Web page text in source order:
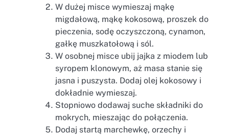
W dużej misce wymieszaj mąkę
migdałową, mąkę kokosową, proszek do
pieczenia, sodę oczyszczoną, cynamon,
gałkę muszkatołową i sól.
W osobnej misce ubij jajka z miodem lub
syropem klonowym, aż masa stanie się
jasna i puszysta. Dodaj olej kokosowy i
dokładnie wymieszaj.
Stopniowo dodawaj suche składniki do
mokrych, mieszając do połączenia.
Dodaj startą marchewkę, orzechy i